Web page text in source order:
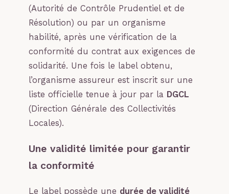
(Autorité de Contrôle Prudentiel et de
Résolution) ou par un organisme
habilité, après une vérification de la
conformité du contrat aux exigences de
solidarité. Une fois le label obtenu,
l’organisme assureur est inscrit sur une
liste officielle tenue à jour par la DGCL
(Direction Générale des Collectivités
Locales).
Une validité limitée pour garantir
la conformité
Le label possède une durée de validité